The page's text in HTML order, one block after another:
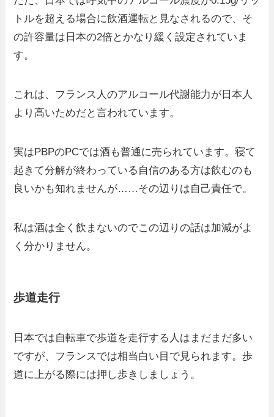
トルを超える場合に飲酒運転と見なされるので、そ
の許容量は日本の2倍とかなり緩く設定されていま
す。
これは、フランス人のアルコール代謝能力が日本人
より高いためだと言われています。
実はPBPのPCでは酒も普通に売られています。寝て
起きて分解が終わっている自信のある方は飲むのも
良いかも知れませんが……その辺りは自己責任で。
私は酒は全く飲まないのでこの辺りの話は加減がよ
く分かりません。
歩道走行
日本では自転車で歩道を走行する人はまだまだ多い
ですが、フランスでは相当白い目で見られます。歩
道に上がる際には押し歩きしましょう。